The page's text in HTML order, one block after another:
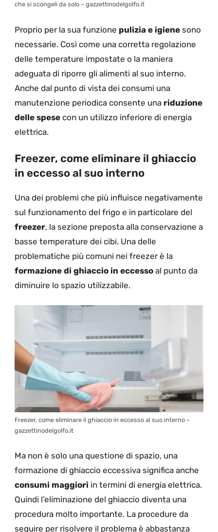
che si scongeli da solo – gazzettinodelgolfo.it
Proprio per la sua funzione pulizia e igiene sono
necessarie. Così come una corretta regolazione
delle temperature impostate o la maniera
adeguata di riporre gli alimenti al suo interno.
Anche dal punto di vista dei consumi una
manutenzione periodica consente una riduzione
delle spese con un utilizzo inferiore di energia
elettrica.
Freezer, come eliminare il ghiaccio
in eccesso al suo interno
Una dei problemi che più influisce negativamente
sul funzionamento del frigo e in particolare del
freezer, la sezione preposta alla conservazione a
basse temperature dei cibi. Una delle
problematiche più comuni nei freezer è la
formazione di ghiaccio in eccesso al punto da
diminuire lo spazio utilizzabile.
Freezer, come eliminare il ghiaccio in eccesso al suo interno –
gazzettinodelgolfo.it
Ma non è solo una questione di spazio, una
formazione di ghiaccio eccessiva significa anche
consumi maggiori in termini di energia elettrica.
Quindi l’eliminazione del ghiaccio diventa una
procedura molto importante. La procedure da
seguire per risolvere il problema è abbastanza